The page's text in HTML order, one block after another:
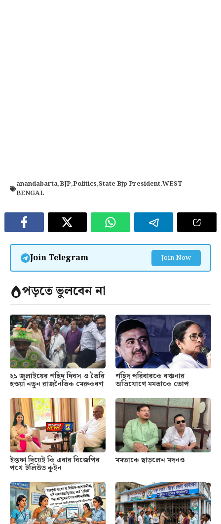
anandabarta,BJP,Politics,State Bjp President,WEST
BENGAL
Join Telegram Join Now
পড়তে ভুলবেন না
২১ জুলাইয়ের শহিদ দিবস ও তৈরি
হওয়া নতুন রাজনৈতিক মেরুকরণ
শহিদ পরিবারকে বঞ্চনার
অভিযোগে মমতাকে তোপ
ইস্তফা দিয়েই কি এবার বিজেপির
পথে টলিউড কুইন
মমতাকে ছাড়লেন মদনও